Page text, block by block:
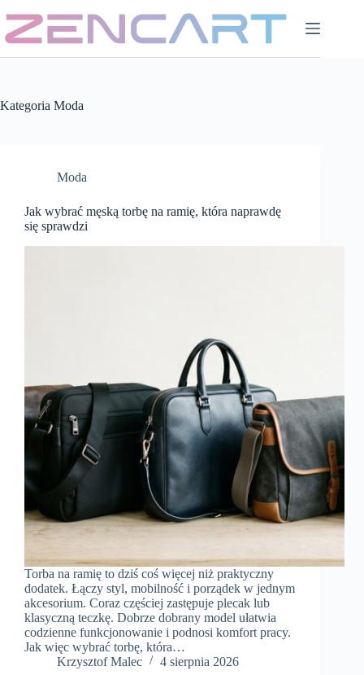
do
treści
Kategoria Moda
Moda
Jak wybrać męską torbę na ramię, która naprawdę
się sprawdzi
Torba na ramię to dziś coś więcej niż praktyczny
dodatek. Łączy styl, mobilność i porządek w jednym
akcesorium. Coraz częściej zastępuje plecak lub
klasyczną teczkę. Dobrze dobrany model ułatwia
codzienne funkcjonowanie i podnosi komfort pracy.
Jak więc wybrać torbę, która…
Krzysztof Malec
4 sierpnia 2026